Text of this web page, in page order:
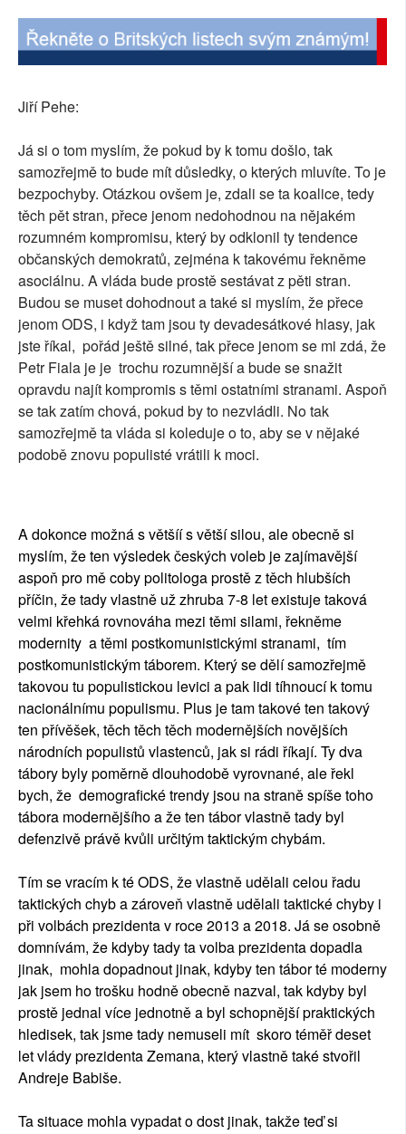
Jiří Pehe:
Já si o tom myslím, že pokud by k tomu došlo, tak
samozřejmě to bude mít důsledky, o kterých mluvíte. To je
bezpochyby. Otázkou ovšem je, zdali se ta koalice, tedy
těch pět stran, přece jenom nedohodnou na nějakém
rozumném kompromisu, který by odklonil ty tendence
občanských demokratů, zejména k takovému řekněme
asociálnu. A vláda bude prostě sestávat z pěti stran.
Budou se muset dohodnout a také si myslím, že přece
jenom ODS, i když tam jsou ty devadesátkové hlasy, jak
jste říkal, pořád ještě silné, tak přece jenom se mi zdá, že
Petr Fiala je je trochu rozumnější a bude se snažit
opravdu najít kompromis s těmi ostatními stranami. Aspoň
se tak zatím chová, pokud by to nezvládli. No tak
samozřejmě ta vláda si koleduje o to, aby se v nějaké
podobě znovu populisté vrátili k moci.
A dokonce možná s většíí s větší silou, ale obecně si
myslím, že ten výsledek českých voleb je zajímavější
aspoň pro mě coby politologa prostě z těch hlubších
příčin, že tady vlastně už zhruba 7-8 let existuje taková
velmi křehká rovnováha mezi těmi silami, řekněme
modernity a těmi postkomunistickými stranami, tím
postkomunistickým táborem. Který se dělí samozřejmě
takovou tu populistickou levici a pak lidi tíhnoucí k tomu
nacionálnímu populismu. Plus je tam takové ten takový
ten přívěšek, těch těch těch modernějších novějších
národních populistů vlastenců, jak si rádi říkají. Ty dva
tábory byly poměrně dlouhodobě vyrovnané, ale řekl
bych, že demografické trendy jsou na straně spíše toho
tábora modernějšího a že ten tábor vlastně tady byl
defenzivě právě kvůli určitým taktickým chybám.
Tím se vracím k té ODS, že vlastně udělali celou řadu
taktických chyb a zároveň vlastně udělali taktické chyby i
při volbách prezidenta v roce 2013 a 2018. Já se osobně
domnívám, že kdyby tady ta volba prezidenta dopadla
jinak, mohla dopadnout jinak, kdyby ten tábor té moderny
jak jsem ho trošku hodně obecně nazval, tak kdyby byl
prostě jednal více jednotně a byl schopnější praktických
hledisek, tak jsme tady nemuseli mít skoro téměř deset
let vlády prezidenta Zemana, který vlastně také stvořil
Andreje Babiše.
Ta situace mohla vypadat o dost jinak, takže teď si